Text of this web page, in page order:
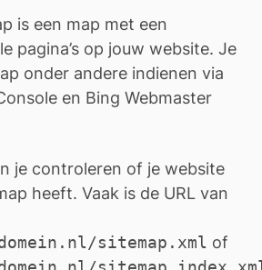
is een map met een
pagina’s op jouw website. Je
onder andere indienen via
en Bing Webmaster
je controleren of je website
heeft. Vaak is de URL van
sitemap.xml of